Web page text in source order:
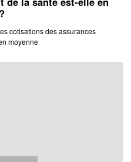
cotisations des assurances
moyenne